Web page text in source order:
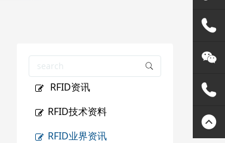
RFID资讯
RFID技术资料
RFID业界资讯
微信在
线咨询
158144
80455
灵天公
众号
400807